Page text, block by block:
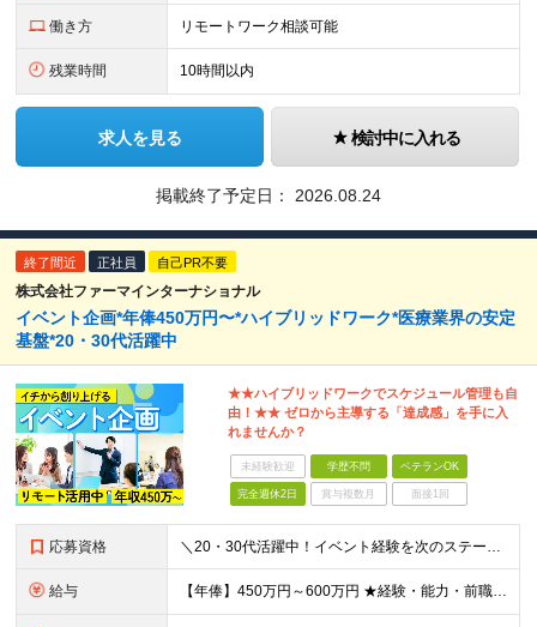
働き方 リモートワーク相談可能
残業時間 10時間以内
求人を見る 検討中に入れる
掲載終了予定日： 2026.08.24
終了間近 正社員 自己PR不要
株式会社ファーマインターナショナル
イベント企画*年俸450万円〜*ハイブリッドワーク*医療業界の安定
基盤*20・30代活躍中
★★ハイブリッドワークでスケジュール管理も自
由！★★ ゼロから主導する「達成感」を手に入
れませんか？
未経験歓迎 学歴不問 ベテランOK
完全週休2日 賞与複数月 面接1回
応募資格 ＼20・30代活躍中！イベント経験を次のステージで活かしたい方大歓迎／ ●学歴不問 ●イベントの企画・手配・運営などの実務経験をお持ちの方（業界不問） ※医療業界の知識は一切不問です！ ＼こんな方に
給与 【年俸】450万円～600万円 ★経験・能力・前職の給与等を最大限考慮の上、当社規定により決定します。 ※年俸額を12分割し、月々1/12（37.5万円～50万円）ずつ支給します。 ※月額に調整給と